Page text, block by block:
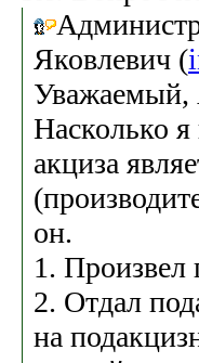
Яковлевич (
Уважаемый,
Насколько я
акциза
он.
1. Произвел
2. Отдал
на